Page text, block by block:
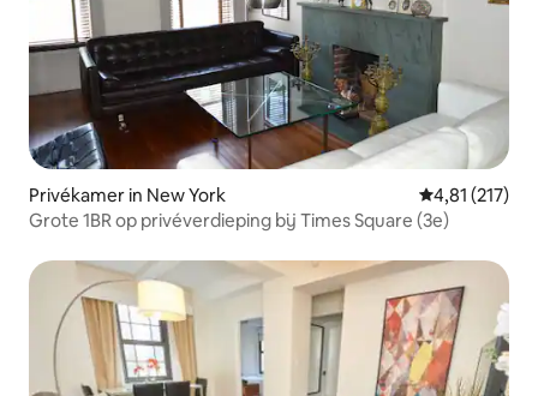
Privékamer in New York Gemiddelde
4,81 (217)
Grote 1BR op privéverdieping bij Times Square (3e)